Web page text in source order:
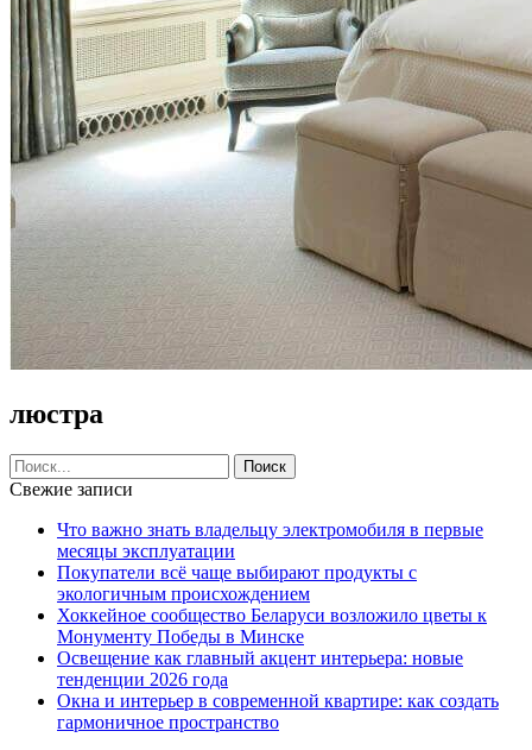
люстра
Свежие записи
Что важно знать владельцу электромобиля в первые
месяцы эксплуатации
Покупатели всё чаще выбирают продукты с
экологичным происхождением
Хоккейное сообщество Беларуси возложило цветы к
Монументу Победы в Минске
Освещение как главный акцент интерьера: новые
тенденции 2026 года
Окна и интерьер в современной квартире: как создать
гармоничное пространство